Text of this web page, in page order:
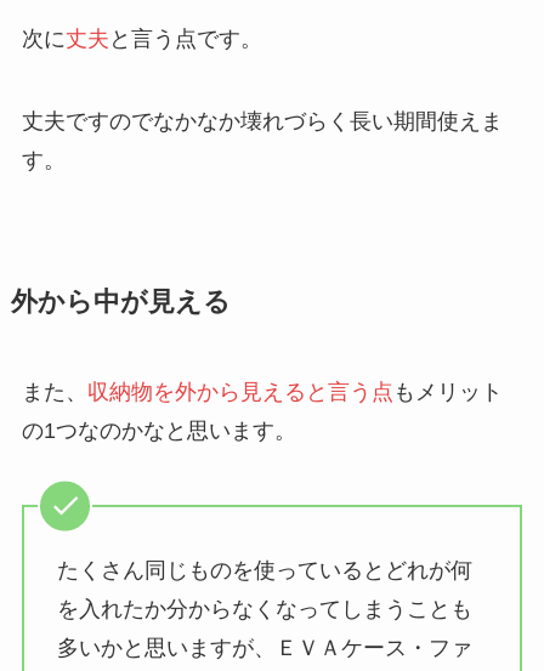
次に丈夫 と言う点です。
丈夫ですのでなかなか壊れづらく長い期間使えま
す。
外から中が見える
また、 収納物を外から見えると言う点 もメリット
の1つなのかなと思います。
たくさん同じものを使っているとどれが何
を入れたか分からなくなってしまうことも
多いかと思いますが、ＥＶＡケース・ファ